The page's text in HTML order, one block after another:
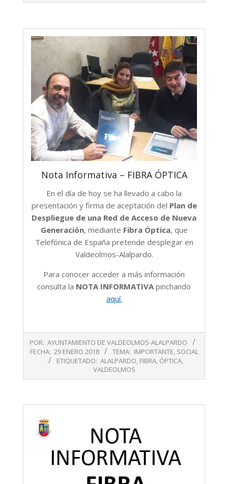
Nota Informativa – FIBRA ÓPTICA
En el día de hoy se ha llevado a cabo la
presentación y firma de aceptación del Plan de
Despliegue de una Red de Acceso de Nueva
Generación, mediante Fibra Óptica, que
Telefónica de España pretende desplegar en
Valdeolmos-Alalpardo.
Para conocer acceder a más información
consulta la NOTA INFORMATIVA pinchando
aquí.
01-
POR: AYUNTAMIENTO DE VALDEOLMOS-ALALPARDO
FECHA: 29 ENERO 2018 TEMA: IMPORTANTE SOCIAL
ETIQUETADO: ALALPARDO FIBRA ÓPTICA
VALDEOLMOS